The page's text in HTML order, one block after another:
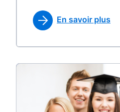
En savoir plus